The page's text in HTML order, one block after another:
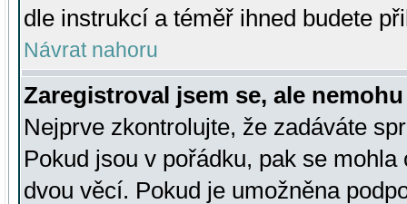
dle instrukcí a téměř ihned budete
Návrat nahoru
Zaregistroval jsem se, ale
Nejprve zkontrolujte, že zadáváte
Pokud jsou v pořádku, pak se
dvou věcí. Pokud je umožněna